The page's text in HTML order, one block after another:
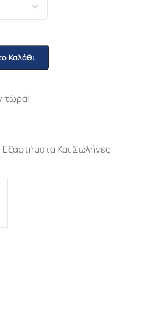
Καλάθι
τώρα!
Εξαρτήματα Και Σωλήνες